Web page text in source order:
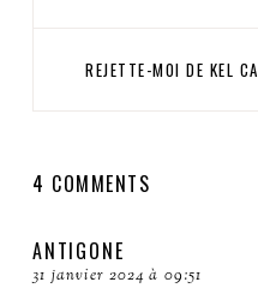
REJETTE-MOI DE KEL
4 COMMENTS
ANTIGONE
31 janvier 2024 à 09:51